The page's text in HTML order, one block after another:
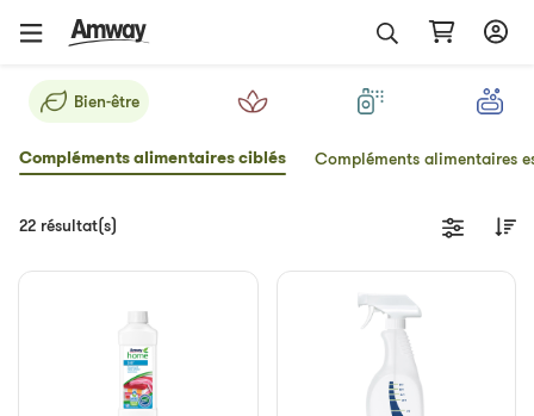
Bien-être
Compléments alimentaires ciblés Compléments alimentaires
22 résultat(s)